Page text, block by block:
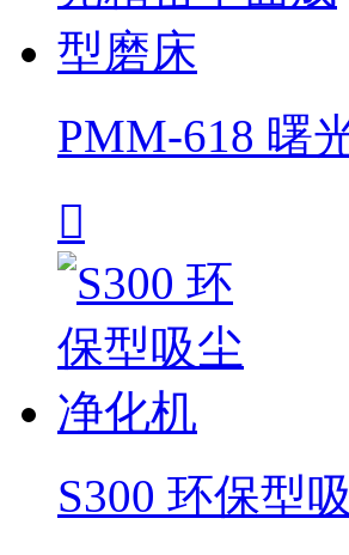
PMM-618 曙

S300 环保型